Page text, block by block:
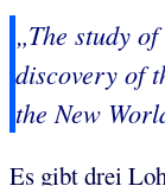
„The study
discovery of
the New
Es gibt drei